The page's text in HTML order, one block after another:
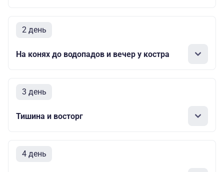
2 день
На конях до водопадов и вечер у костра
3 день
Тишина и восторг
4 день